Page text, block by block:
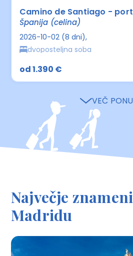
Camino de Santiago -
Španija (celina)
2026-10-02 (8 dni)
dvoposteljna soba
od 1.390 €
VEČ
Največje
Madridu